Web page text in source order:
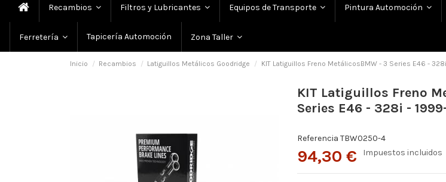
Recambios Filtros y Lubricantes Equipos de Transporte Pintura Automoción
Ferretería Tapicería Automoción Zona Taller
Inicio Recambios Latiguillos Metálicos Goodridge KIT Latiguillos Freno MetálicosBMW - 3 Series E46 -
KIT Latiguillos Freno
Series E46 - 328i -
Referencia TBW0250-4
94,30 € Impuestos incluidos